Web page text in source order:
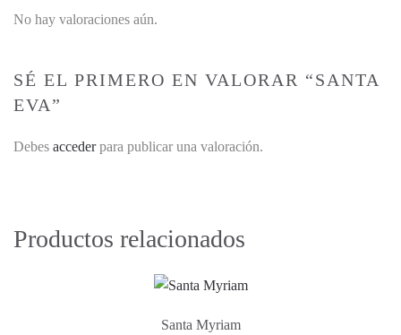
No hay valoraciones aún.
SÉ EL PRIMERO EN VALORAR “SANTA
EVA”
Debes accederpara publicar una valoración.
Productos relacionados
Santa Myriam